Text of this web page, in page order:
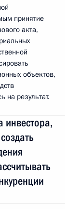
принятие
акта,
объектов,
на результат.
инвестора,